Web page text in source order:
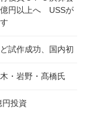
円以上へ USSが
試作成功、国内初
・岩野・髙橋氏
投資